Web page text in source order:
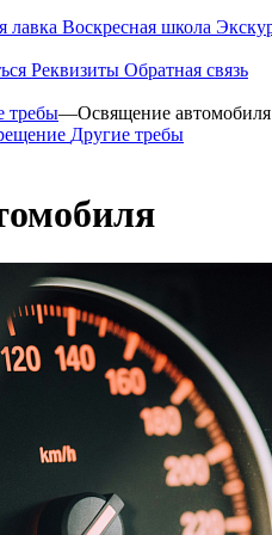
лавка Воскресная школа
Реквизиты Обратная связь
требы—Освящение автомобиля
Другие требы